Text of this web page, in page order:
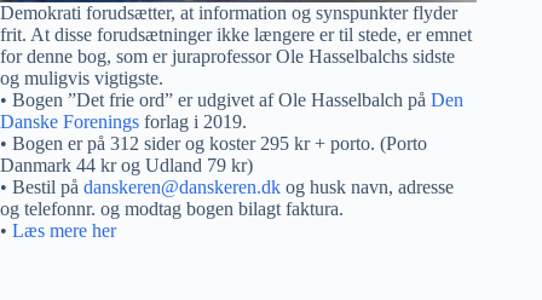
Demokrati forudsætter, at information og synspunkter flyder
frit. At disse forudsætninger ikke længere er til stede, er emnet
for denne bog, som er juraprofessor Ole Hasselbalchs sidste
og muligvis vigtigste.
• Bogen ”Det frie ord” er udgivet af Ole Hasselbalch på Den
Danske Forenings forlag i 2019.
• Bogen er på 312 sider og koster 295 kr + porto. (Porto
Danmark 44 kr og Udland 79 kr)
• Bestil på danskeren@danskeren.dk og husk navn, adresse
og telefonnr. og modtag bogen bilagt faktura.
• Læs mere her